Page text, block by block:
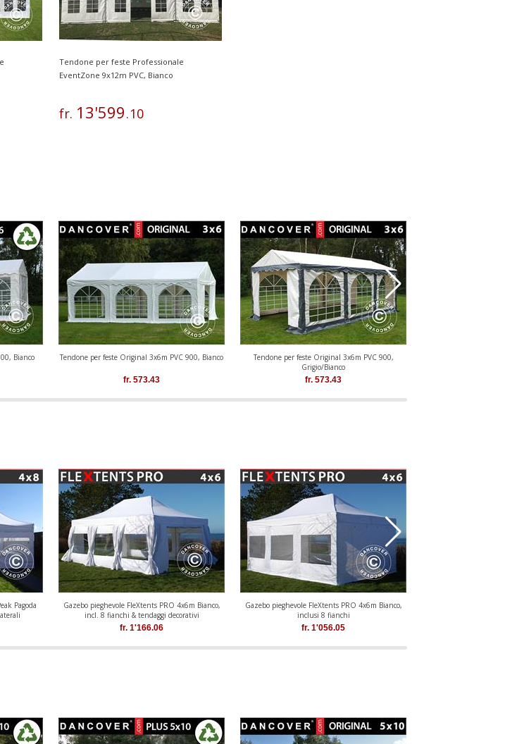
Tendone per feste Professionale
EventZone 9x12m PVC, Bianco
fr. 13'599.10
Bianco Tendone per feste Original 3x6m PVC 900, Bianco
fr. 573.43
Tendone per feste Original 3x6m PVC 900,
Grigio/Bianco
fr. 573.43
Pagoda
Gazebo pieghevole FleXtents PRO 4x6m Bianco,
incl. 8 fianchi & tendaggi decorativi
fr. 1'166.06
Gazebo pieghevole FleXtents PRO 4x6m Bianco,
inclusi 8 fianchi
fr. 1'056.05